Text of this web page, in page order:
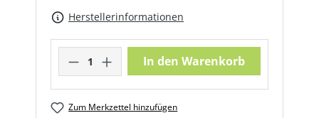
Herstellerinformationen
Produkt Anzahl: Gib den
In den Warenkorb
Zum Merkzettel hinzufügen